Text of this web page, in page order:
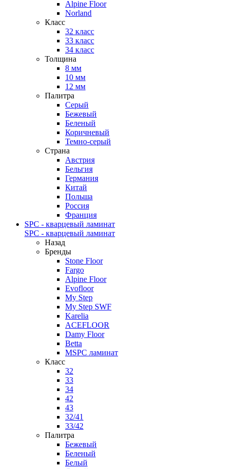
Alpine Floor
Norland
Класс
32 класс
33 класс
34 класс
Толщина
8 мм
10 мм
12 мм
Палитра
Серый
Бежевый
Беленый
Коричневый
Темно-серый
Страна
Австрия
Бельгия
Германия
Китай
Польша
Россия
Франция
SPC - кварцевый ламинат
SPC - кварцевый ламинат
Назад
Бренды
Stone Floor
Fargo
Alpine Floor
Evofloor
My Step
My Step SWF
Karelia
ACEFLOOR
Damy Floor
Betta
MSPC ламинат
Класс
32
33
34
42
43
32/41
33/42
Палитра
Бежевый
Беленый
Белый